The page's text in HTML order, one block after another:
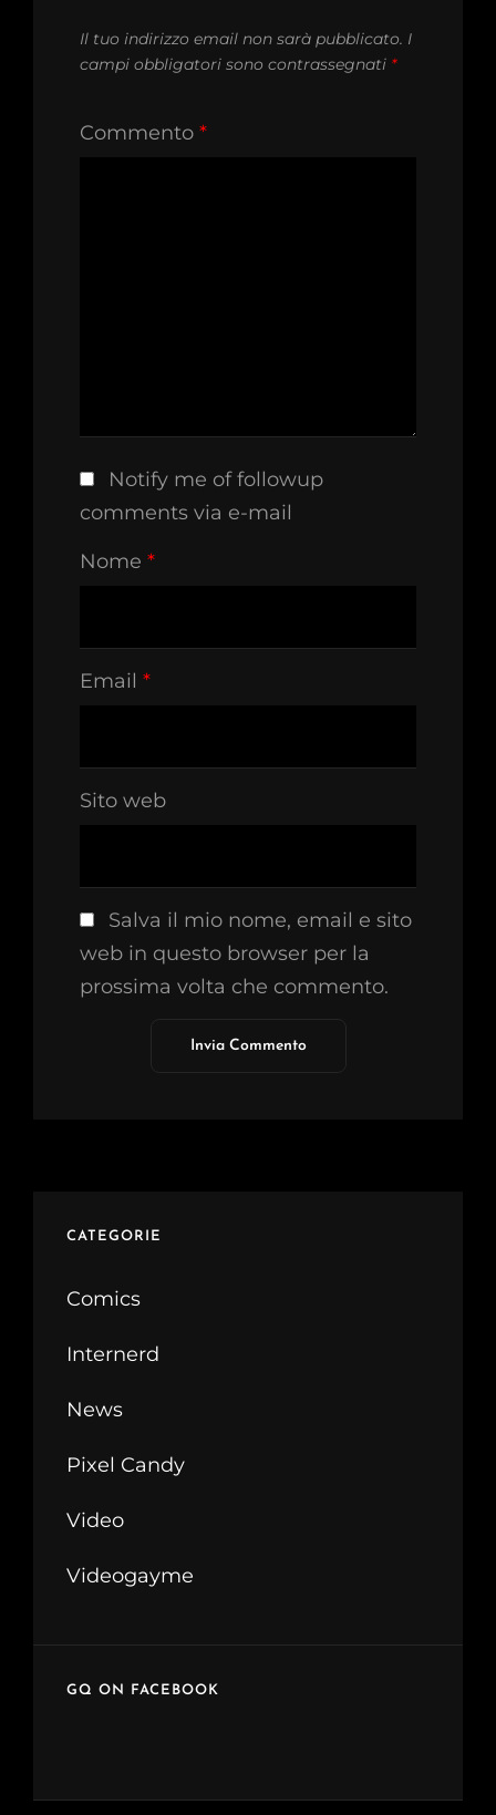
Il tuo indirizzo email non sarà pubblicato. I
campi obbligatori sono contrassegnati *
Commento *
Notify me of followup
comments via e-mail
Nome *
Email *
Sito web
Salva il mio nome, email e sito
web in questo browser per la
prossima volta che commento.
CATEGORIE
Comics
Internerd
News
Pixel Candy
Video
Videogayme
GQ ON FACEBOOK